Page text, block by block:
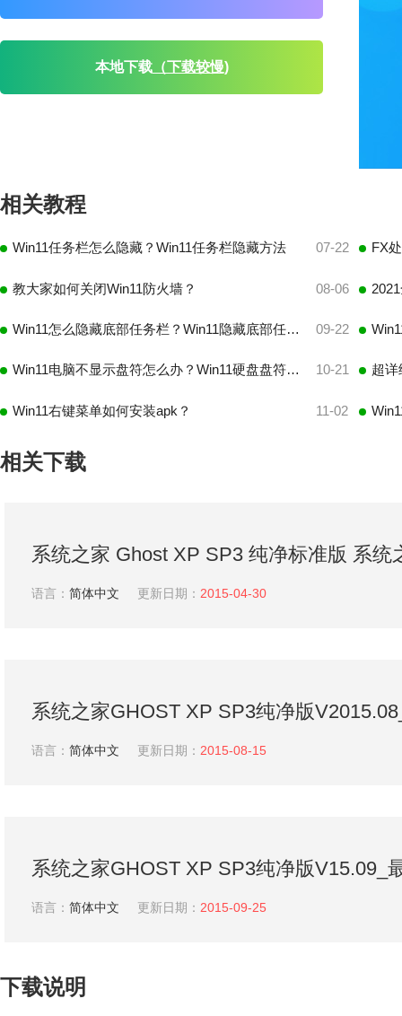
本地下载（下载较慢)
相关教程
Win11任务栏怎么隐藏？Win11任务栏隐藏方法 07-22 FX
教大家如何关闭Win11防火墙？ 08-06
Win11怎么隐藏底部任务栏？Win11隐藏底部任务栏方法 09-22
Win11电脑不显示盘符怎么办？Win11硬盘盘符不显示的解决方法 10-21
Win11右键菜单如何安装apk？ 11-02
相关下载
系统之家 Ghost XP SP3 纯净标准版 系统
统
语言： 简体中文 更新日期： 2015-04-30
系统之家GHOST XP SP3纯净版
纯净版系统
语言： 简体中文 更新日期： 2015-08-15
系统之家GHOST XP SP3纯净版V15.09_
XP系统下载
语言： 简体中文 更新日期： 2015-09-25
下载说明